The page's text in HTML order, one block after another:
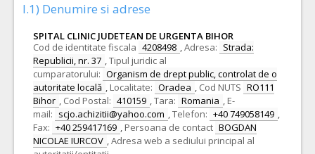
I.1) Denumire si adrese
SPITAL CLINIC JUDETEAN DE URGENTA BIHOR
Cod de identitate fiscala 4208498 ,Adresa: Strada:
Republicii, nr. 37 ,Tipul juridic al
cumparatorului: Organism de drept public, controlat de o
autoritate locală , Localitate: Oradea , Cod NUTS RO111
Bihor , Cod Postal: 410159 ,Tara: Romania , E-
mail: scjo.achizitii@yahoo.com ,Telefon: +40 749058149 ,
Fax: +40 259417169 , Persoana de contact BOGDAN
NICOLAE IURCOV ,Adresa web a sediului principal al